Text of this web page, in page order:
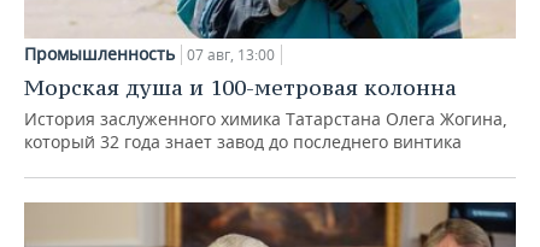
Промышленность 07 авг, 13:00
Морская душа и 100-метровая колонна
История заслуженного химика Татарстана Олега Жогина,
который 32 года знает завод до последнего винтика